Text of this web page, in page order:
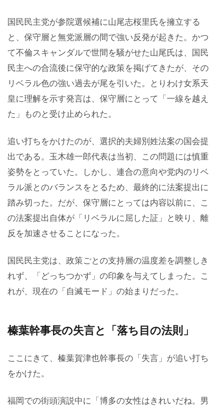
国民民主党が参院選候補に山尾志桜里氏を擁立する
と、保守層と無党派層の間で強い反発が起きた。かつ
て不倫スキャンダルで世間を騒がせた山尾氏は、国民
民主への合流後に保守的な政策を掲げてきたが、その
リベラル色の強い過去が尾を引いた。とりわけ女系天
皇に理解を示す発言は、保守層にとって「一線を越え
た」ものと受け止められた。
追い打ちをかけたのが、選択的夫婦別姓法案の国会提
出である。玉木雄一郎代表は当初、この問題には慎重
姿勢をとっていた。しかし、連合の意向や党内のリベ
ラル派とのバランスをとるため、最終的に法案提出に
踏み切った。だが、保守層にとっては内容以前に、こ
の法案提出自体が「リベラルに屈した証」と映り、離
反を加速させることになった。
国民民主党は、政策ごとの支持層の温度差を調整しき
れず、「どっちつかず」の印象を与えてしまった。こ
れが、現在の「自滅モード」の始まりだった。
榛葉幹事長の失言と「落ち目の法則」
ここにきて、榛葉賀津也幹事長の「失言」が追い打ち
をかけた。
福岡での街頭演説中に「博多の女性はきれいだね。男